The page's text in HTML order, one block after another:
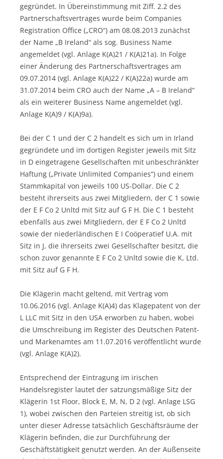
gegründet. In Übereinstimmung mit Ziff. 2.2 des
Partnerschaftsvertrages wurde beim Companies
Registration Office („CRO“) am 08.08.2013 zunächst
der Name „B Ireland“ als sog. Business Name
angemeldet (vgl. Anlage K(A)21 / K(A)21a). In Folge
einer Änderung des Partnerschaftsvertrages am
09.07.2014 (vgl. Anlage K(A)22 / K(A)22a) wurde am
31.07.2014 beim CRO auch der Name „A – B Ireland“
als ein weiterer Business Name angemeldet (vgl.
Anlage K(A)9 / K(A)9a).
Bei der C 1 und der C 2 handelt es sich um in Irland
gegründete und im dortigen Register jeweils mit Sitz
in D eingetragene Gesellschaften mit unbeschränkter
Haftung („Private Unlimited Companies“) und einem
Stammkapital von jeweils 100 US-Dollar. Die C 2
besteht ihrerseits aus zwei Mitgliedern, der C 1 sowie
der E F Co 2 Unltd mit Sitz auf G F H. Die C 1 besteht
ebenfalls aus zwei Mitgliedern, der E F Co 2 Unltd
sowie der niederländischen E I Coöperatief U.A. mit
Sitz in J, die ihrerseits zwei Gesellschafter besitzt, die
schon zuvor genannte E F Co 2 Unltd sowie die K, Ltd.
mit Sitz auf G F H.
Die Klägerin macht geltend, mit Vertrag vom
10.06.2016 (vgl. Anlage K(A)4) das Klagepatent von der
L LLC mit Sitz in den USA erworben zu haben, wobei
die Umschreibung im Register des Deutschen Patent-
und Markenamtes am 11.07.2016 veröffentlicht wurde
(vgl. Anlage K(A)2).
Entsprechend der Eintragung im irischen
Handelsregister lautet der satzungsmäßige Sitz der
Klägerin 1st Floor, Block E, M, N, D 2 (vgl. Anlage LSG
1), wobei zwischen den Parteien streitig ist, ob sich
unter dieser Adresse tatsächlich Geschäftsräume der
Klägerin befinden, die zur Durchführung der
Geschäftstätigkeit genutzt werden. An der Außenseite